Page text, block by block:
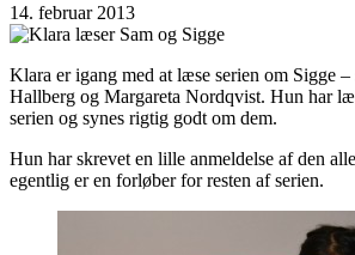
14. februar 2013
Klara er igang med at læse serien om Sigge
Hallberg og Margareta Nordqvist. Hun har
serien og synes rigtig godt om dem.
Hun har skrevet en lille anmeldelse af den
egentlig er en forløber for resten af serien.